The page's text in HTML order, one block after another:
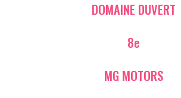
DOMAINE DUVERT
8e
MG MOTORS